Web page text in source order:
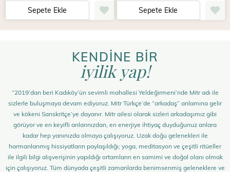
Sepete Ekle Sepete Ekle
KENDİNE BİR
iyilik yap!
“2019’dan beri Kadıköy’ün sevimli mahallesi Yeldeğirmeni’nde Mitr adı ile
sizlerle buluşmaya devam ediyoruz. Mitr Türkçe’de “arkadaş” anlamına gelir
ve kökeni Sanskritçe’ye dayanır. Mitr ailesi olarak sizleri arkadaşımız gibi
görüyor ve en keyifli anlarınızdan, en enerjiye ihtiyaç duyduğunuz anlara
kadar hep yanınızda olmaya çalışıyoruz. Uzak doğu gelenekleri ile
harmanlanmış hissiyatların paylaşıldığı; yoga, meditasyon ve çeşitli ritüeller
ile ilgili bilgi alışverişinin yapıldığı ortamların en samimi ve doğal olanı olmak
için çalışıyoruz. Tüm dünyada çeşitli zamanlarda benimsenmiş geleneklere ve